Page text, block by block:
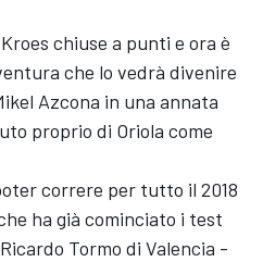
chiuse a punti e ora è
che lo vedrà divenire
Azcona in una annata
proprio di Oriola come
correre per tutto il 2018
ha già cominciato i test
Tormo di Valencia -